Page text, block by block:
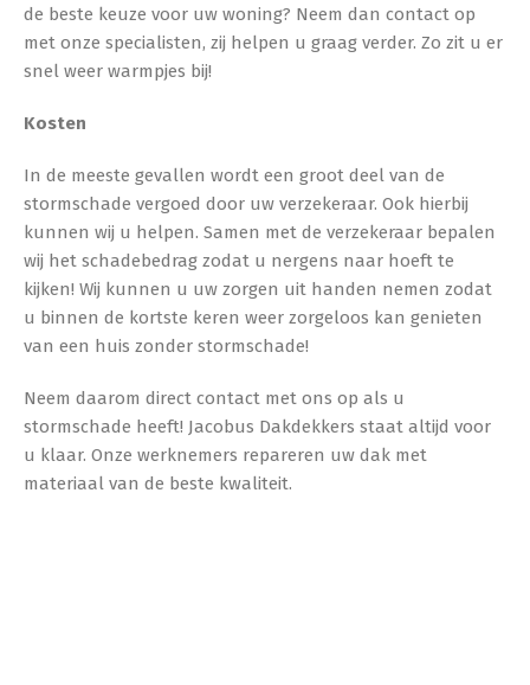
de beste keuze voor uw woning? Neem dan contact op
met onze specialisten, zij helpen u graag verder. Zo zit u er
snel weer warmpjes bij!
Kosten
In de meeste gevallen wordt een groot deel van de
stormschade vergoed door uw verzekeraar. Ook hierbij
kunnen wij u helpen. Samen met de verzekeraar bepalen
wij het schadebedrag zodat u nergens naar hoeft te
kijken! Wij kunnen u uw zorgen uit handen nemen zodat
u binnen de kortste keren weer zorgeloos kan genieten
van een huis zonder stormschade!
Neem daarom direct contact met ons op als u
stormschade heeft! Jacobus Dakdekkers staat altijd voor
u klaar. Onze werknemers repareren uw dak met
materiaal van de beste kwaliteit.